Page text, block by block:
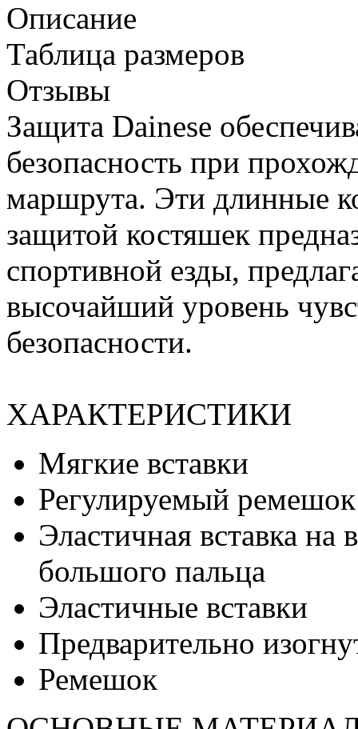
Описание
Таблица размеров
Отзывы
Защита Dainese
безопасность при
маршрута. Эти длинные
защитой костяшек
спортивной езды,
высочайший уровень
безопасности.
ХАРАКТЕРИСТИКИ
Мягкие вставки
Регулируемый
Эластичная вставка на
большого пальца
Эластичные вставки
Предварительно
Ремешок